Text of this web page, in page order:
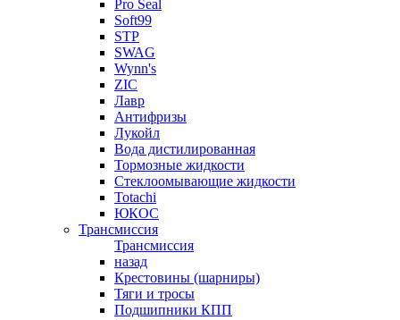
Pro Seal
Soft99
STP
SWAG
Wynn's
ZIC
Лавр
Антифризы
Лукойл
Вода дистилированная
Тормозные жидкости
Стеклоомывающие жидкости
Totachi
ЮКОС
Трансмиссия
Трансмиссия
назад
Крестовины (шарниры)
Тяги и тросы
Подшипники КПП